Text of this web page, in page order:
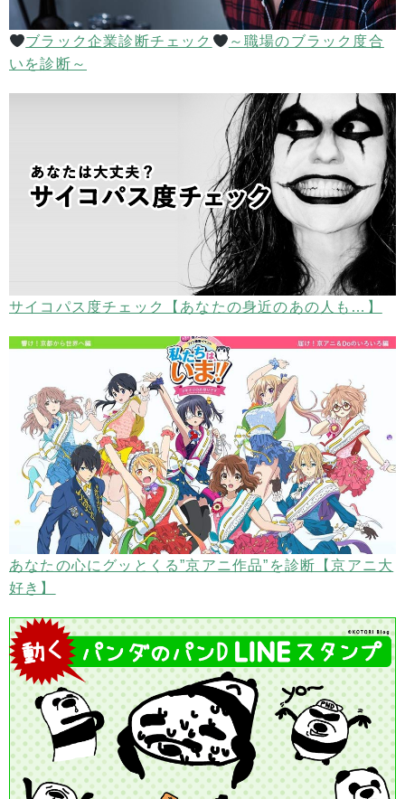
ブラック企業診断チェック
～職場のブラック度合
いを診断～
サイコパス度チェック【あなたの身近のあの人も…】
あなたの心にグッとくる”京アニ作品”を診断【京アニ大
好き】